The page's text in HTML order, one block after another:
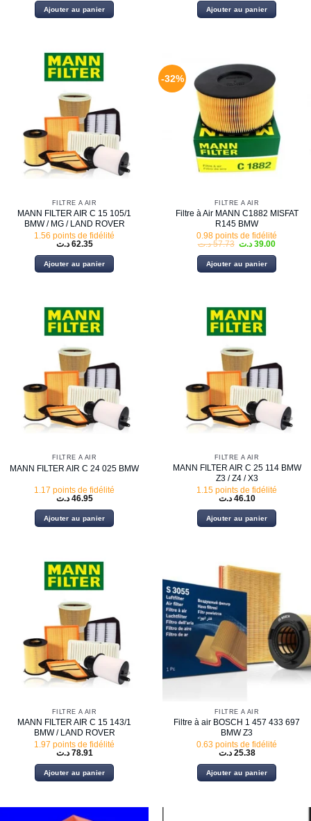
initial
était :
actuel
est :
Ajouter au panier
initial
était :
actuel
est :
Ajouter au panier
FILTRE À AIR
MANN FILTER AIR C 15 105/1
BMW / MG / LAND ROVER
1.56 points de fidélité
62.35 د.ت
Ajouter au panier
-32%
FILTRE À AIR
Filtre à Air MANN C1882 MISFAT
R145 BMW
0.98 points de fidélité
57.73 د.ت
Le
initial
était :
39.00 د.ت
Le
actuel
est :
Ajouter au panier
FILTRE À AIR
MANN FILTER AIR C 24 025 BMW
1.17 points de fidélité
46.95 د.ت
Ajouter au panier
FILTRE À AIR
MANN FILTER AIR C 25 114 BMW
Z3 / Z4 / X3
1.15 points de fidélité
46.10 د.ت
Ajouter au panier
FILTRE À AIR
MANN FILTER AIR C 15 143/1
BMW / LAND ROVER
1.97 points de fidélité
78.91 د.ت
Ajouter au panier
FILTRE À AIR
Filtre à air BOSCH 1 457 433 697
BMW Z3
0.63 points de fidélité
25.38 د.ت
Ajouter au panier